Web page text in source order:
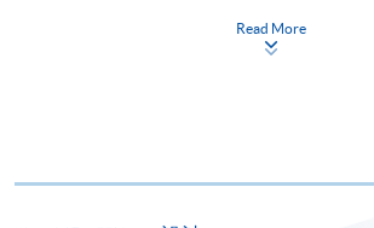
網上報名服務
Read More